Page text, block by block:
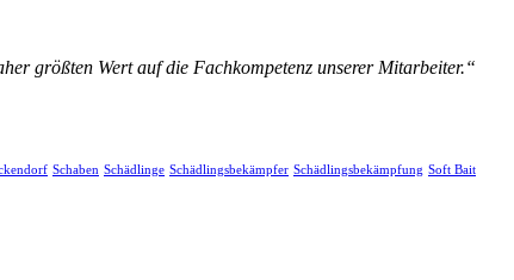
größten Wert auf die Fachkompetenz unserer Mitarbeiter.“
Schaben Schädlinge Schädlingsbekämpfer Schädlingsbekämpfung Soft Bait